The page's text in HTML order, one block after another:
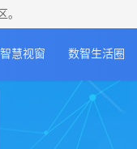
。
智慧视窗 数智生活圈